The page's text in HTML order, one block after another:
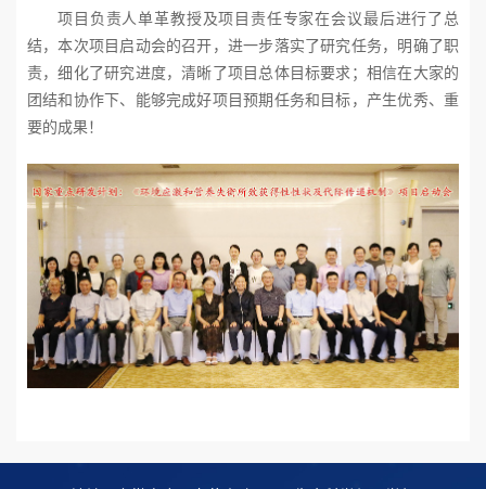
项目负责人单革教授及项目责任专家在会议最后进行了总
结，本次项目启动会的召开，进一步落实了研究任务，明确了职
责，细化了研究进度，清晰了项目总体目标要求；相信在大家的
团结和协作下、能够完成好项目预期任务和目标，产生优秀、重
要的成果！